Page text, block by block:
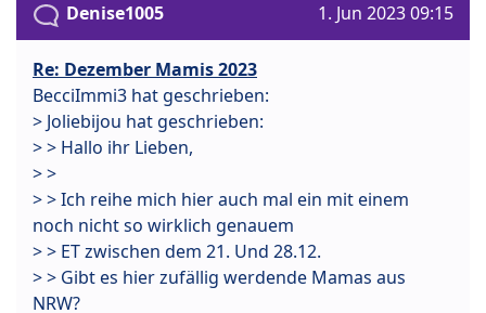
Denise1005 1. Jun 2023 09:15
Re: Dezember Mamis 2023
BecciImmi3 hat geschrieben:
> Joliebijou hat geschrieben:
> > Hallo ihr Lieben,
> >
> > Ich reihe mich hier auch mal ein mit einem
noch nicht so wirklich genauem
> > ET zwischen dem 21. Und 28.12.
> > Gibt es hier zufällig werdende Mamas aus
NRW?